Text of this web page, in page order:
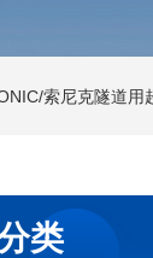
索尼克隧道用
类